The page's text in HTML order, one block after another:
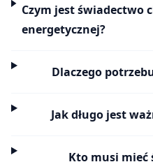
Czym jest świadectwo
energetycznej?
Dlaczego
Jak długo jest
Kto musi mieć